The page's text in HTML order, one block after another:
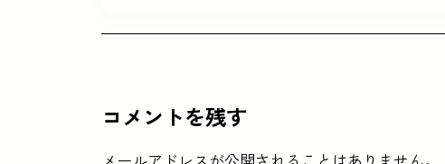
コメントを残す